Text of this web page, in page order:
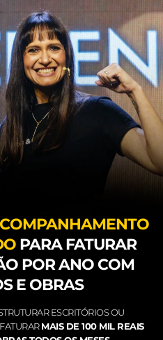
PARA FATURAR
POR ANO COM
E OBRAS
ESCRITÓRIOS OU
MAIS DE 100 MIL REAIS